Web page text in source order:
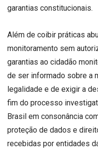
garantias constitucionais.
Além de coibir práticas
monitoramento sem
garantias ao cidadão
de ser informado sobre a
legalidade e de exigir a
fim do processo
Brasil em consonância
proteção de dados e
recebidas por entidades